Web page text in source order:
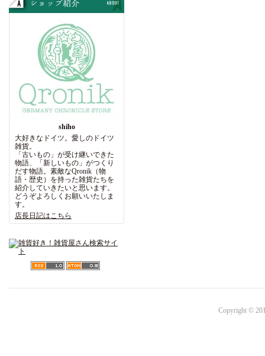
shiho
大好きなドイツ。愛しのドイツ
雑貨。
「古いもの」が受け継いできた
物語、「新しいもの」がつくり
だす物語。素敵なQronik（物
語・歴史）を持った雑貨たちを
紹介していきたいと思います。
どうぞよろしくお願いいたしま
す。
店長日記はこちら
Copyright ©